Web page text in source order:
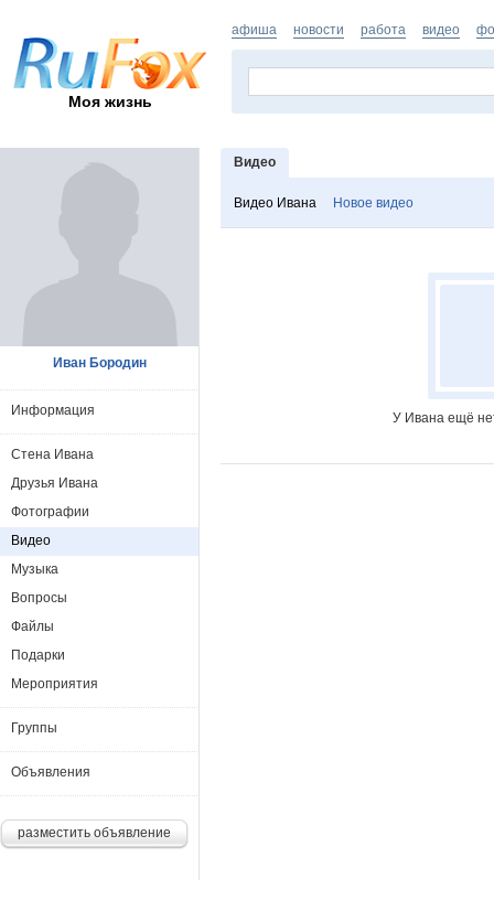
Моя жизнь
афиша новости работа видео
Видео
Видео Ивана Новое видео
У Ивана ещё
Иван Бородин
Информация
Стена Ивана
Друзья Ивана
Фотографии
Видео
Музыка
Вопросы
Файлы
Подарки
Мероприятия
Группы
Объявления
разместить объявление